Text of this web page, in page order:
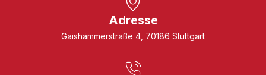
Adresse
Gaishämmerstraße 4, 70186 Stuttgart